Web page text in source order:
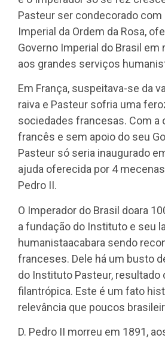
Pasteur ser condecorado com
Imperial da Ordem da Rosa,
Governo Imperial do Brasil
aos grandes serviços
Em França, suspeitava-se da
raiva e Pasteur sofria uma
sociedades francesas. Com a
francês e sem apoio do seu
Pasteur só seria inaugurado
ajuda oferecida por 4
Pedro II.
O Imperador do Brasil doara
a fundação do Instituto e seu
humanistaacabara sendo
franceses. Dele há um busto
do Instituto Pasteur, resultado
filantrópica. Este é um fato
relevância que poucos
D. Pedro II morreu em 1891,